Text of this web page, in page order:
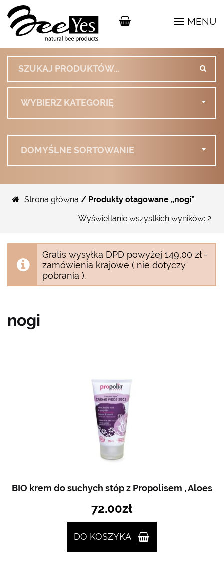
MENU
WYBIERZ KATEGORIĘ
DOMYŚLNE SORTOWANIE
Strona główna / Produkty otagowane „nogi”
Wyświetlanie wszystkich wyników: 2
Gratis wysyłka DPD powyżej 149,00 zł -
zamówienia krajowe ( nie dotyczy
pobrania ).
nogi
BIO krem do suchych stóp z Propolisem , Aloes
72.00zł
DO KOSZYKA